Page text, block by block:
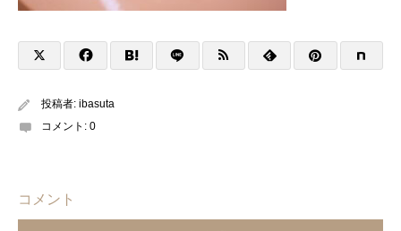
投稿者: ibasuta
コメント: 0
コメント